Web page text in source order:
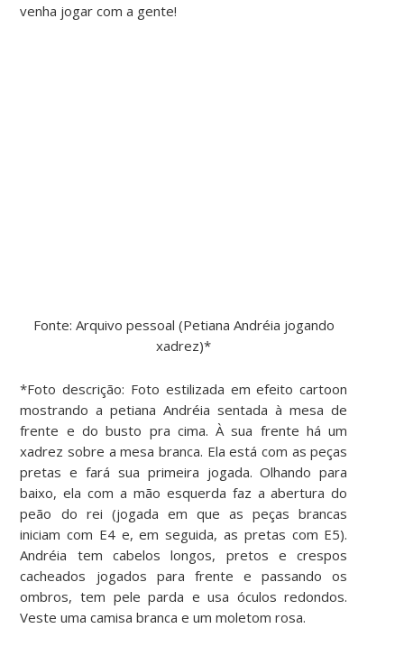
venha jogar com a gente!
Fonte: Arquivo pessoal (Petiana Andréia jogando
xadrez)*
*Foto descrição: Foto estilizada em efeito cartoon
mostrando a petiana Andréia sentada à mesa de
frente e do busto pra cima. À sua frente há um
xadrez sobre a mesa branca. Ela está com as peças
pretas e fará sua primeira jogada. Olhando para
baixo, ela com a mão esquerda faz a abertura do
peão do rei (jogada em que as peças brancas
iniciam com E4 e, em seguida, as pretas com E5).
Andréia tem cabelos longos, pretos e crespos
cacheados jogados para frente e passando os
ombros, tem pele parda e usa óculos redondos.
Veste uma camisa branca e um moletom rosa.